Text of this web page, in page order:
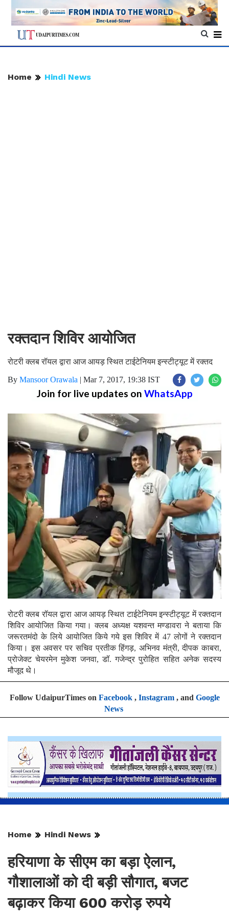
Home Hindi News
रक्तदान शिविर आयोजित
रोटरी क्लब रॉयल द्वारा आज आयड़ स्थित टाईटेनियम इन्स्टीट्यूट में रक्तद
By Mansoor Orawala | Mar 7, 2017, 19:38 IST
Join for live updates on WhatsApp
रोटरी क्लब रॉयल द्वारा आज आयड़ स्थित टाईटेनियम इन्स्टीट्यूट में रक्तदान
शिविर आयोजित किया गया। क्लब अध्यक्ष यशवन्त मण्डावरा ने बताया कि
जरूरतमंदो के लिये आयोजित किये गये इस शिविर में 47 लोगों ने रक्तदान
किया। इस अवसर पर सचिव प्रतीक हिंगड़, अभिनव मंत्री, दीपक काबरा,
प्रोजेक्ट चेयरमेन मुकेश जनवा, डॉ. गजेन्द्र पुरोहित सहित अनेक सदस्य
मौजूद थे।
Follow UdaipurTimes on Facebook, Instagram, and Google
News
Home Hindi News
हरियाणा के सीएम का बड़ा ऐलान,
गौशालाओं को दी बड़ी सौगात, बजट
बढ़ाकर किया 600 करोड़ रुपये